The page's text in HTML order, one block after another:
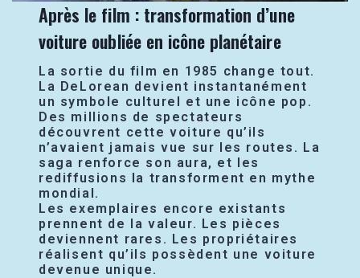
Après le film : transformation d’une
voiture oubliée en icône planétaire
La sortie du film en 1985 change tout.
La DeLorean devient instantanément
un symbole culturel et une icône pop.
Des millions de spectateurs
découvrent cette voiture qu’ils
n’avaient jamais vue sur les routes. La
saga renforce son aura, et les
rediffusions la transforment en mythe
mondial.
Les exemplaires encore existants
prennent de la valeur. Les pièces
deviennent rares. Les propriétaires
réalisent qu’ils possèdent une voiture
devenue unique.